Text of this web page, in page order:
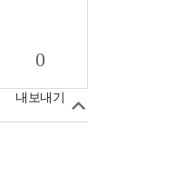
0
내보내기